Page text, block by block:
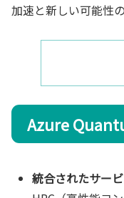
加速と新しい可能性
Azure
統合されたサー